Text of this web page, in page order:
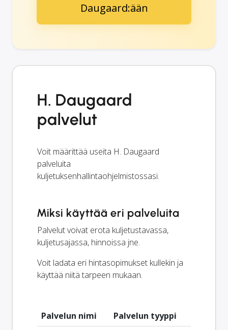
Daugaard:ään
H. Daugaard
palvelut
Voit määrittää useita H. Daugaard
palveluita
kuljetuksenhallintaohjelmistossasi.
Miksi käyttää eri palveluita
Palvelut voivat erota kuljetustavassa,
kuljetusajassa, hinnoissa jne.
Voit ladata eri hintasopimukset kullekin ja
käyttää niitä tarpeen mukaan.
Palvelun nimi
Palvelun tyyppi